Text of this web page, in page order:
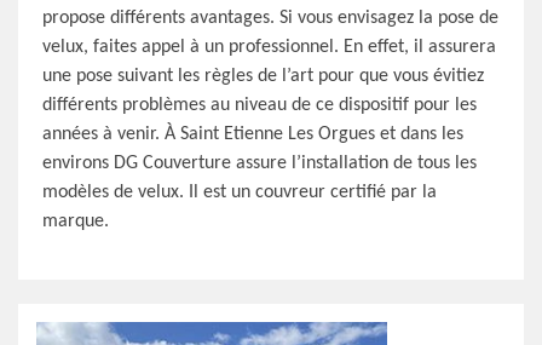
propose différents avantages. Si vous envisagez la pose de
velux, faites appel à un professionnel. En effet, il assurera
une pose suivant les règles de l’art pour que vous évitiez
différents problèmes au niveau de ce dispositif pour les
années à venir. À Saint Etienne Les Orgues et dans les
environs DG Couverture assure l’installation de tous les
modèles de velux. Il est un couvreur certifié par la
marque.